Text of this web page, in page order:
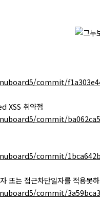
commit/
XSS 취약점
commit/
commit/
또는 접근차단일자를 적용못
commit/